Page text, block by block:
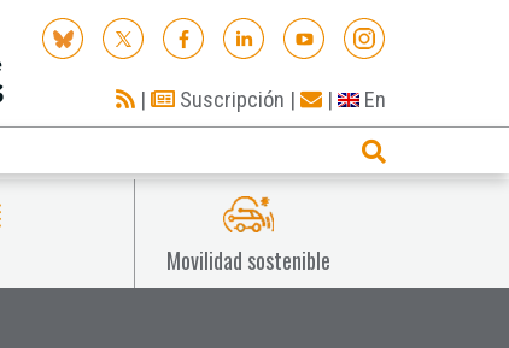
| Suscripción | | En
Movilidad sostenible